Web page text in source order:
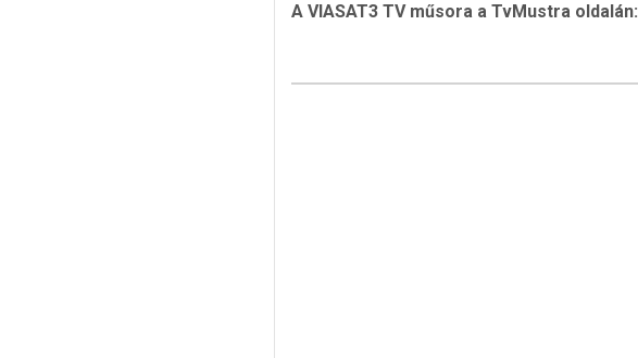
A VIASAT3 TV műsora a TvMustra oldalán: